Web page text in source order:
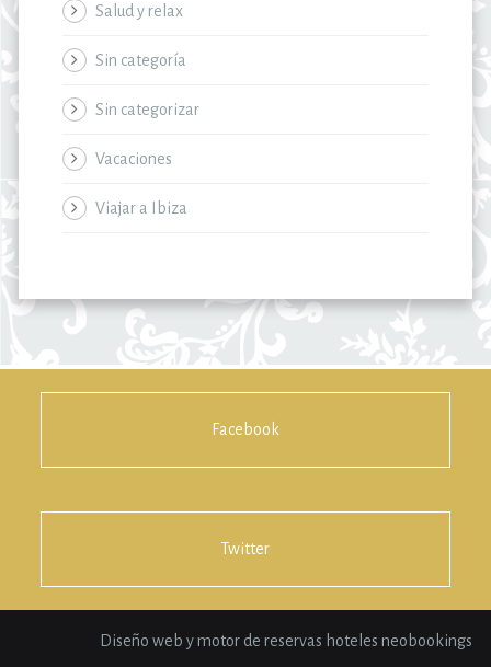
Salud y relax
Sin categoría
Sin categorizar
Vacaciones
Viajar a Ibiza
Facebook
Twitter
Diseño web y motor de reservas hoteles neobookings